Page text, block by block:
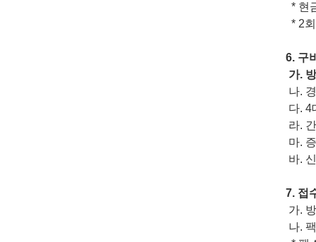
* 현
* 2
6. 구
가.
나.
다. 4
라.
마.
바.
7. 접
가.
나.